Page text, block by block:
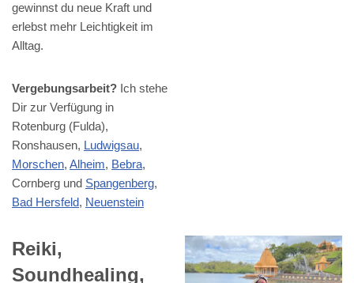
gewinnst du neue Kraft und
erlebst mehr Leichtigkeit im
Alltag.
Vergebungsarbeit? Ich stehe
Dir zur Verfügung in
Rotenburg (Fulda),
Ronshausen, Ludwigsau,
Morschen, Alheim, Bebra,
Cornberg und Spangenberg,
Bad Hersfeld, Neuenstein
Reiki,
Soundhealing,